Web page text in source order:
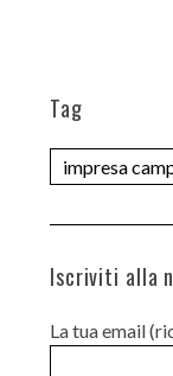
Tag
impresa
Iscriviti alla
La tua email